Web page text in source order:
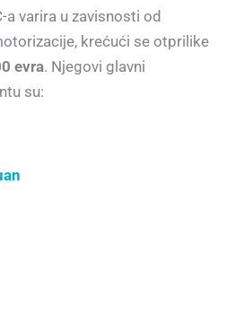
a varira u zavisnosti od
krećući se otprilike
evra. Njegovi glavni
su: